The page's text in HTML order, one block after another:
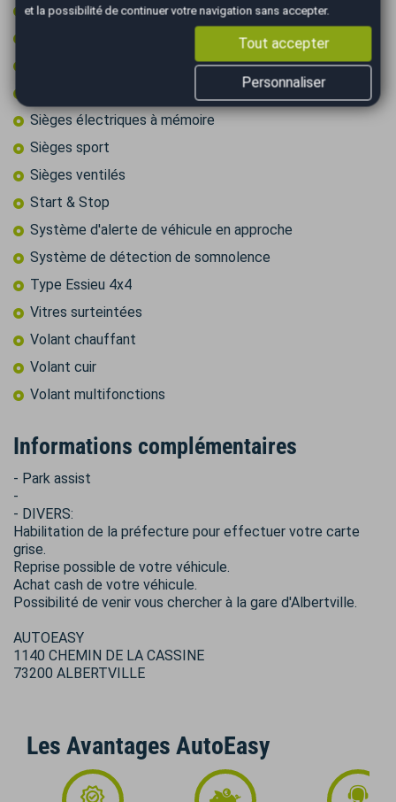
Rétroviseurs électriques
Rétroviseurs rabattables électriquement
Sièges électriques à mémoire
Sièges sport
Sièges ventilés
Start & Stop
Système d'alerte de véhicule en approche
Système de détection de somnolence
Type Essieu 4x4
Vitres surteintées
Volant chauffant
Volant cuir
Volant multifonctions
Informations complémentaires
- Park assist
-
- DIVERS:
Habilitation de la préfecture pour effectuer votre carte
grise.
Reprise possible de votre véhicule.
Achat cash de votre véhicule.
Possibilité de venir vous chercher à la gare d'Albertville.
AUTOEASY
1140 CHEMIN DE LA CASSINE
73200 ALBERTVILLE
Les Avantages AutoEasy
et la possibilité de continuer votre navigation sans accepter.
Tout accepter
Personnaliser